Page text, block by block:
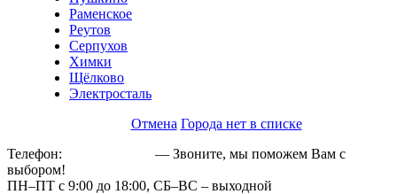
Раменское
Реутов
Серпухов
Химки
Щёлково
Электросталь
Отмена Города нет в списке
Телефон:
— Звоните, мы поможем Вам с
выбором!
ПН–ПТ с 9:00 до 18:00, СБ–ВС – выходной